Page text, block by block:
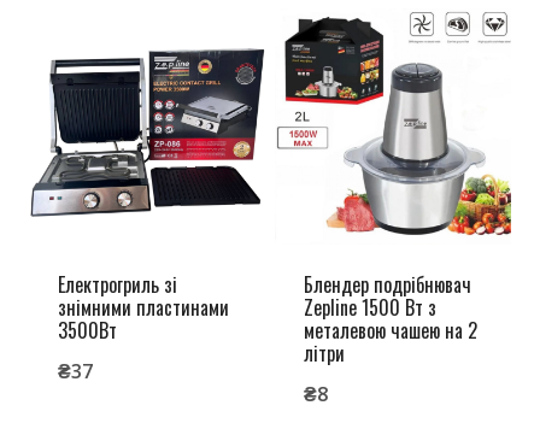
Електрогриль зі
знімними пластинами
3500Вт
₴37
Блендер подрібнювач
Zepline 1500 Вт з
металевою чашею на 2
літри
₴8